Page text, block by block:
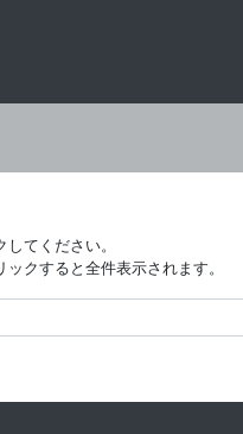
てください。
クすると全件表示されます。